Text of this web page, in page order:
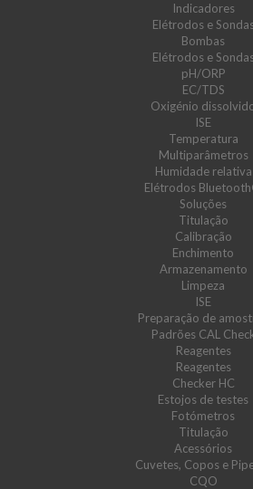
Indicadores
Elétrodos e
Bombas
Elétrodos e
pH/ORP
EC/TDS
Oxigénio
ISE
Temperatura
Multiparâmetros
Humidade relativa
Elétrodos
Soluções
Titulação
Calibração
Enchimento
Armazenamento
Limpeza
ISE
Preparação de
Padrões CAL
Reagentes
Reagentes
Checker HC
Estojos de testes
Fotómetros
Titulação
Acessórios
Cuvetes, Copos e
CQO